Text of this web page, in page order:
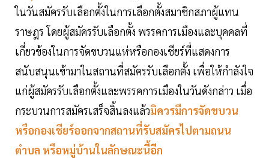
ในวันสมัครรับเลือกตั้งในการเลือกตั้งสมาชิกสภาผู้แทน
ราษฎร โดยผู้สมัครรับเลือกตั้ง พรรคการเมืองและบุคคลที่
เกี่ยวข้องในการจัดขบวนแห่หรือกองเชียร์ที่แสดงการ
สนับสนุนเข้ามาในสถานที่สมัครรับเลือกตั้ง เพื่อให้กำลังใจ
แก่ผู้สมัครรับเลือกตั้งและพรรคการเมืองในวันดังกล่าว เมื่อ
กระบวนการสมัครเสร็จสิ้นลงแล้วมิควรมีการจัดขบวน
หรือกองเชียร์ออกจากสถานที่รับสมัครไปตามถนน
ตำบล หรือหมู่บ้านในลักษณะนี้อีก